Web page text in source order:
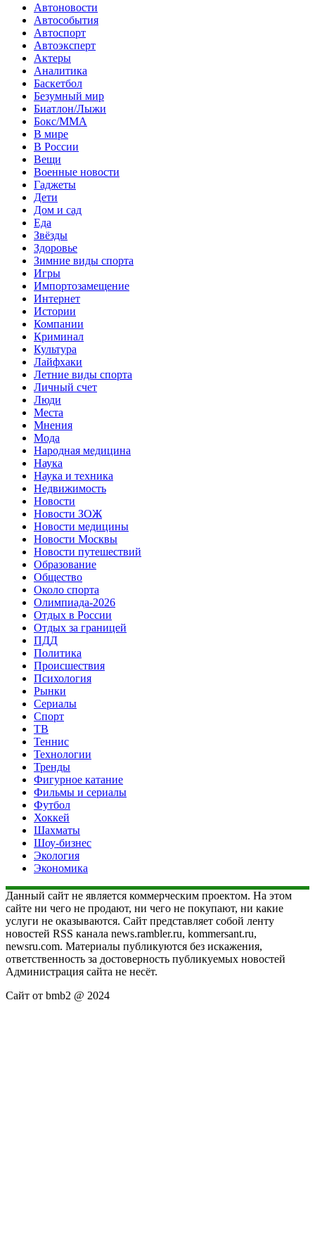
Автоновости
Автособытия
Автоспорт
Автоэксперт
Актеры
Аналитика
Баскетбол
Безумный мир
Биатлон/Лыжи
Бокс/MMA
В мире
В России
Вещи
Военные новости
Гаджеты
Дети
Дом и сад
Еда
Звёзды
Здоровье
Зимние виды спорта
Игры
Импортозамещение
Интернет
Истории
Компании
Криминал
Культура
Лайфхаки
Летние виды спорта
Личный счет
Люди
Места
Мнения
Мода
Народная медицина
Наука
Наука и техника
Недвижимость
Новости
Новости ЗОЖ
Новости медицины
Новости Москвы
Новости путешествий
Образование
Общество
Около спорта
Олимпиада-2026
Отдых в России
Отдых за границей
ПДД
Политика
Происшествия
Психология
Рынки
Сериалы
Спорт
ТВ
Теннис
Технологии
Тренды
Фигурное катание
Фильмы и сериалы
Футбол
Хоккей
Шахматы
Шоу-бизнес
Экология
Экономика
Данный сайт не является коммерческим проектом. На этом
сайте ни чего не продают, ни чего не покупают, ни какие
услуги не оказываются. Сайт представляет собой ленту
новостей RSS канала news.rambler.ru, kommersant.ru,
newsru.com. Материалы публикуются без искажения,
ответственность за достоверность публикуемых новостей
Администрация сайта не несёт.
Сайт от bmb2 @ 2024